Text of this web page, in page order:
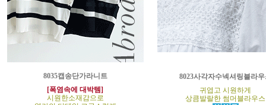
8035캡송단가라니트
[폭염속에 대박템]
시원한소재감으로
8023사각자수넥셔링블라우
귀엽고 시원하게
상큼발랄한 썸머블라우스